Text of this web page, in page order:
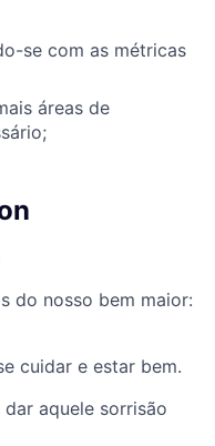
se com as métricas
áreas de
do nosso bem maior:
cuidar e estar bem.
dar aquele sorrisão